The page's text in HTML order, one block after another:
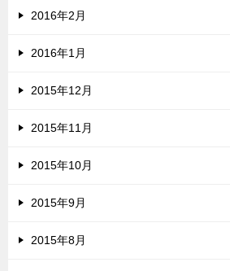
2016年2月
2016年1月
2015年12月
2015年11月
2015年10月
2015年9月
2015年8月